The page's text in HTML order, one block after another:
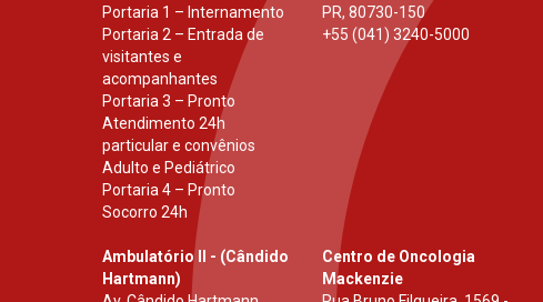
Portaria 1 – Internamento
Portaria 2 – Entrada de
visitantes e
acompanhantes
Portaria 3 – Pronto
Atendimento 24h
particular e convênios
Adulto e Pediátrico
Portaria 4 – Pronto
Socorro 24h
PR,80730-150
+55 (041) 3240-5000
Ambulatório II - (Cândido
Hartmann)
Centro de Oncologia
Mackenzie